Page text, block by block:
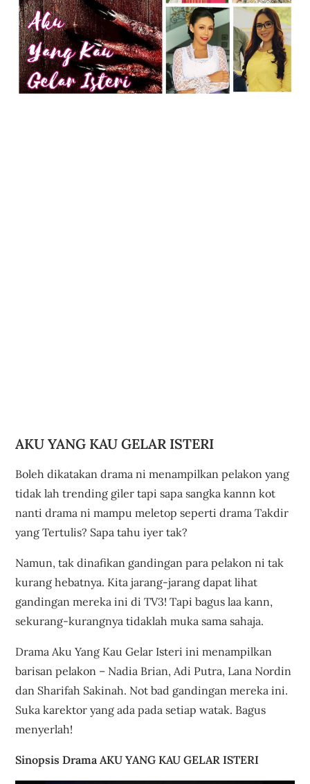
AKU YANG KAU GELAR ISTERI
Boleh dikatakan drama ni menampilkan pelakon yang
tidak lah trending giler tapi sapa sangka kannn kot
nanti drama ni mampu meletop seperti drama Takdir
yang Tertulis? Sapa tahu iyer tak?
Namun, tak dinafikan gandingan para pelakon ni tak
kurang hebatnya. Kita jarang-jarang dapat lihat
gandingan mereka ini di TV3! Tapi bagus laa kann,
sekurang-kurangnya tidaklah muka sama sahaja.
Drama Aku Yang Kau Gelar Isteri ini menampilkan
barisan pelakon – Nadia Brian, Adi Putra, Lana Nordin
dan Sharifah Sakinah. Not bad gandingan mereka ini.
Suka karektor yang ada pada setiap watak. Bagus
menyerlah!
Sinopsis Drama AKU YANG KAU GELAR ISTERI